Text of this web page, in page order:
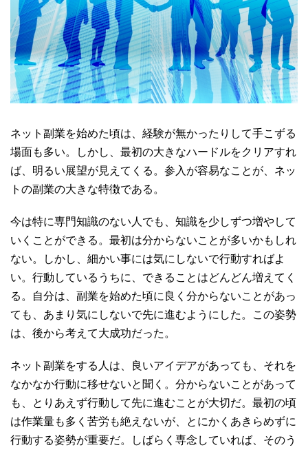
ネット副業を始めた頃は、経験が無かったりして手こずる
場面も多い。しかし、最初の大きなハードルをクリアすれ
ば、明るい展望が見えてくる。参入が容易なことが、ネッ
トの副業の大きな特徴である。
今は特に専門知識のない人でも、知識を少しずつ増やして
いくことができる。最初は分からないことが多いかもしれ
ない。しかし、細かい事には気にしないで行動すればよ
い。行動しているうちに、できることはどんどん増えてく
る。自分は、副業を始めた頃に良く分からないことがあっ
ても、あまり気にしないで先に進むようにした。この姿勢
は、後から考えて大成功だった。
ネット副業をする人は、良いアイデアがあっても、それを
なかなか行動に移せないと聞く。分からないことがあって
も、とりあえず行動して先に進むことが大切だ。最初の頃
は作業量も多く苦労も絶えないが、とにかく あきらめずに
行動する姿勢が重要だ。しばらく専念していれば、そのう